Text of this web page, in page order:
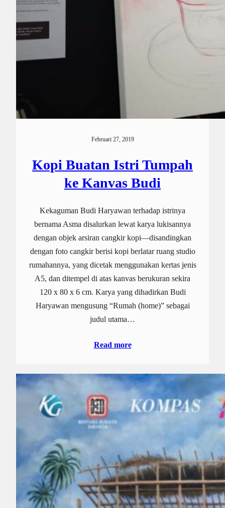
Februari 27, 2019
Kopi Buatan Istri Tumpah
ke Kanvas Budi
Kekaguman Budi Haryawan terhadap istrinya
bernama Asma disalurkan lewat karya lukisannya
dengan objek arsiran cangkir kopi—disandingkan
dengan foto cangkir berisi kopi berlatar ruang studio
rumahannya, yang dicetak menggunakan kertas jenis
A5, dan ditempel di atas kanvas berukuran sekira
120 x 80 x 6 cm. Karya yang dihadirkan Budi
Haryawan mengusung “Rumah (home)” sebagai
judul utama…
Read more